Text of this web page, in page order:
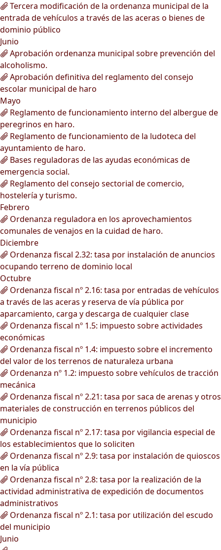
Tercera modificación de la ordenanza municipal de la
entrada de vehículos a través de las aceras o bienes de
dominio público
Junio
Aprobación ordenanza municipal sobre prevención del
alcoholismo.
Aprobación definitiva del reglamento del consejo
escolar municipal de haro
Mayo
Reglamento de funcionamiento interno del albergue de
peregrinos en haro.
Reglamento de funcionamiento de la ludoteca del
ayuntamiento de haro.
Bases reguladoras de las ayudas económicas de
emergencia social.
Reglamento del consejo sectorial de comercio,
hostelería y turismo.
Febrero
Ordenanza reguladora en los aprovechamientos
comunales de venajos en la cuidad de haro.
Diciembre
Ordenanza fiscal 2.32: tasa por instalación de anuncios
ocupando terreno de dominio local
Octubre
Ordenanza fiscal nº 2.16: tasa por entradas de vehículos
a través de las aceras y reserva de vía pública por
aparcamiento, carga y descarga de cualquier clase
Ordenanza fiscal nº 1.5: impuesto sobre actividades
económicas
Ordenanza fiscal nº 1.4: impuesto sobre el incremento
del valor de los terrenos de naturaleza urbana
Ordenanza nº 1.2: impuesto sobre vehículos de tracción
mecánica
Ordenanza fiscal nº 2.21: tasa por saca de arenas y otros
materiales de construcción en terrenos públicos del
municipio
Ordenanza fiscal nº 2.17: tasa por vigilancia especial de
los establecimientos que lo soliciten
Ordenanza fiscal nº 2.9: tasa por instalación de quioscos
en la vía pública
Ordenanza fiscal nº 2.8: tasa por la realización de la
actividad administrativa de expedición de documentos
administrativos
Ordenanza fiscal nº 2.1: tasa por utilización del escudo
del municipio
Junio